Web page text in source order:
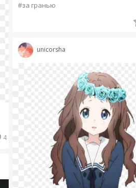
4
#за гранью
unicorsha